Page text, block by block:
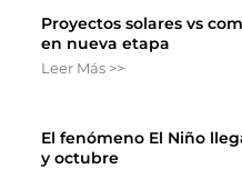
Proyectos solares vs
en nueva etapa
Leer Más >>
El fenómeno El Niño
y octubre